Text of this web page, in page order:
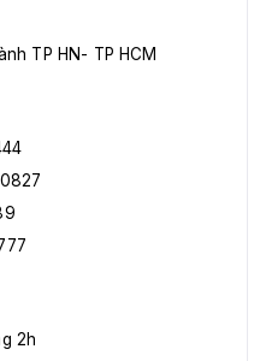
TP HN- TP HCM
2h